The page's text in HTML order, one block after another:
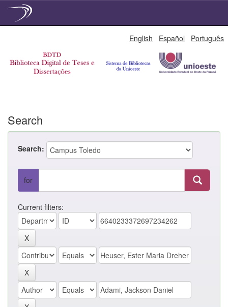
English Español Português
Search
Search:
for
Current filters: